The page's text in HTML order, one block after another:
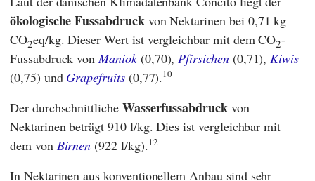
ökologische Fussabdruckvon Nektarinen bei 0,71 kg
CO2eq/kg. Dieser Wert ist vergleichbar mit dem CO2-
Fussabdruck vonManiok(0,70),Pfirsichen(0,71),Kiwis
(0,75) und Grapefruits(0,77).10
Der durchschnittliche Wasserfussabdruckvon
Nektarinen beträgt 910 l/kg. Dies ist vergleichbar mit
dem von Birnen (922 l/kg).12
In Nektarinen aus konventionellem Anbau sind sehr